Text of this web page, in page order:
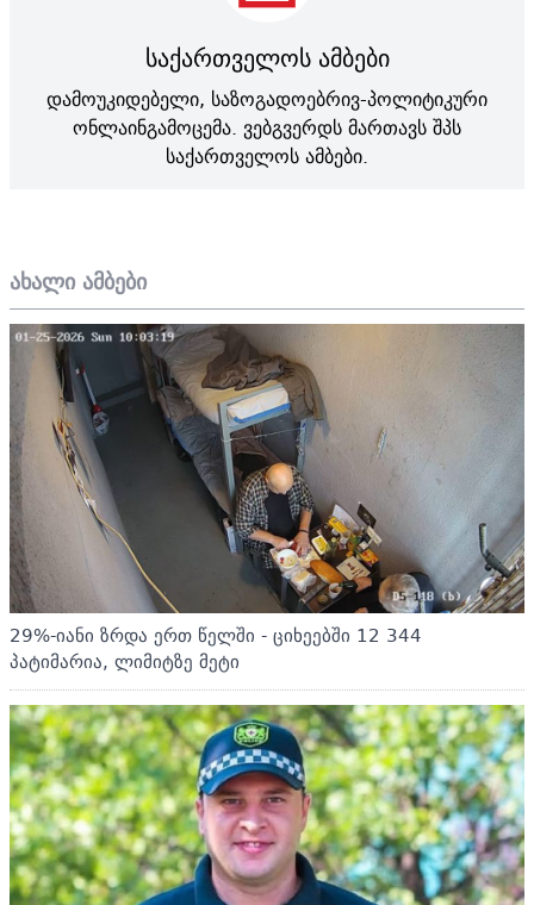
ახალი ამბები
29%-იანი ზრდა ერთ წელში - ციხეებში 12 344
პატიმარია, ლიმიტზე მეტი
საქართველოს ამბები
დამოუკიდებელი, საზოგადოებრივ-პოლიტიკური
ონლაინგამოცემა. ვებგვერდს მართავს შპს
საქართველოს ამბები.